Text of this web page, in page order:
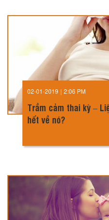
02-01-2019 | 2:06 PM
Trầm cảm thai kỳ –
hết về nó?